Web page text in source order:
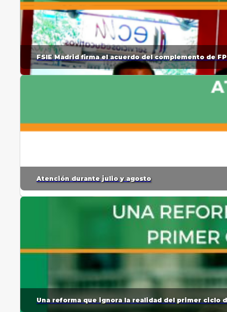
FSIE Madrid firma el acuerdo del complemento de
Atención durante julio y agosto
Una reforma que ignora la realidad del primer ciclo